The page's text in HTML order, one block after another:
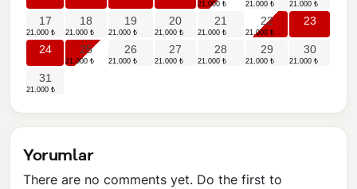
17 18 19 20 21 22 23
24 25 26 27 28 29 30
31
Yorumlar
There are no comments yet. Do the first to